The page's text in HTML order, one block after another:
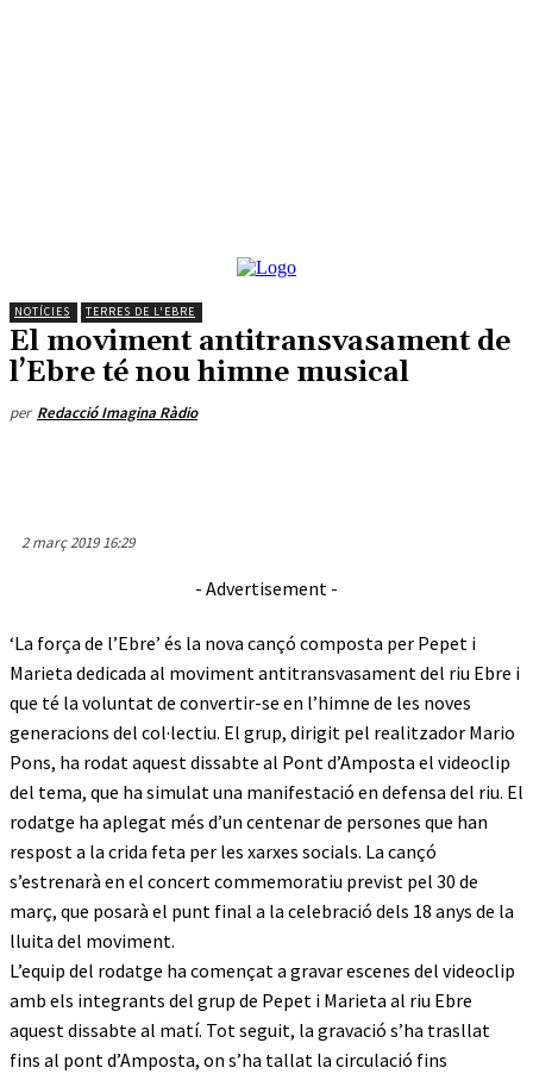
NOTÍCIES TERRES DE L'EBRE
El moviment antitransvasament de
l’Ebre té nou himne musical
per Redacció Imagina Ràdio
2 març 2019 16:29
- Advertisement -
‘La força de l’Ebre’ és la nova cançó composta per Pepet i
Marieta dedicada al moviment antitransvasament del riu Ebre i
que té la voluntat de convertir-se en l’himne de les noves
generacions del col·lectiu. El grup, dirigit pel realitzador Mario
Pons, ha rodat aquest dissabte al Pont d’Amposta el videoclip
del tema, que ha simulat una manifestació en defensa del riu. El
rodatge ha aplegat més d’un centenar de persones que han
respost a la crida feta per les xarxes socials. La cançó
s’estrenarà en el concert commemoratiu previst pel 30 de
març, que posarà el punt final a la celebració dels 18 anys de la
lluita del moviment.
L’equip del rodatge ha començat a gravar escenes del videoclip
amb els integrants del grup de Pepet i Marieta al riu Ebre
aquest dissabte al matí. Tot seguit, la gravació s’ha trasllat
fins al pont d’Amposta, on s’ha tallat la circulació fins